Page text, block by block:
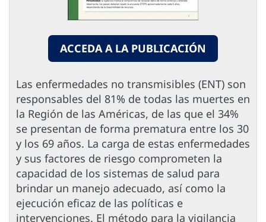
ACCEDA A LA PUBLICACIÓN
Las enfermedades no transmisibles (ENT) son
responsables del 81% de todas las muertes en
la Región de las Américas, de las que el 34%
se presentan de forma prematura entre los 30
y los 69 años. La carga de estas enfermedades
y sus factores de riesgo comprometen la
capacidad de los sistemas de salud para
brindar un manejo adecuado, así como la
ejecución eficaz de las políticas e
intervenciones. El método para la vigilancia